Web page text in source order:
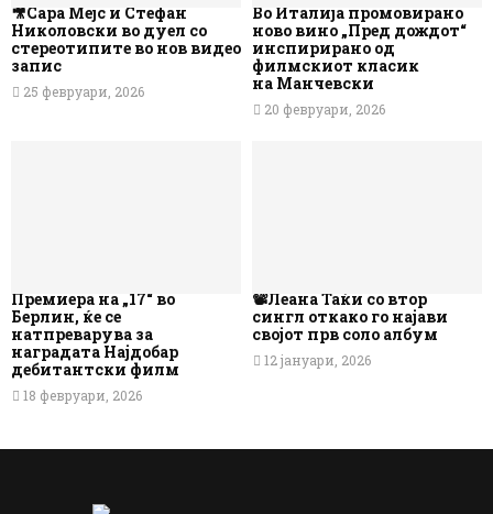
🎥Сара Мејс и Стефан
Николовски во дуел со
стереотипите во нов видео
запис
25 февруари, 2026
Во Италија промовирано
ново вино „Пред дождот“
инспирирано од
филмскиот класик
на Манчевски
20 февруари, 2026
Премиера на „17“ во
Берлин, ќе се
натпреварува за
наградата Најдобар
дебитантски филм
18 февруари, 2026
📽️Леана Таќи со втор
сингл откако го најави
својот прв соло албум
12 јануари, 2026